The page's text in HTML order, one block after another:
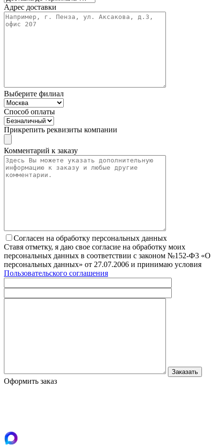
Адрес доставки
Выберите филиал
Способ оплаты
Прикрепить реквизиты компании
Комментарий к заказу
Согласен на обработку персональных данных
Ставя отметку, я даю свое согласие на обработку моих
персональных данных в соответствии с законом №152-Ф3 «О
персональных данных» от 27.07.2006 и принимаю условия
Пользовательского соглашения
Оформить заказ